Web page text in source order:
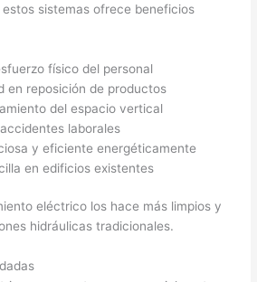
sistemas ofrece beneficios
físico del personal
en reposición de productos
del espacio vertical
laborales
y eficiente energéticamente
en edificios existentes
eléctrico los hace más limpios y
hidráulicas tradicionales.